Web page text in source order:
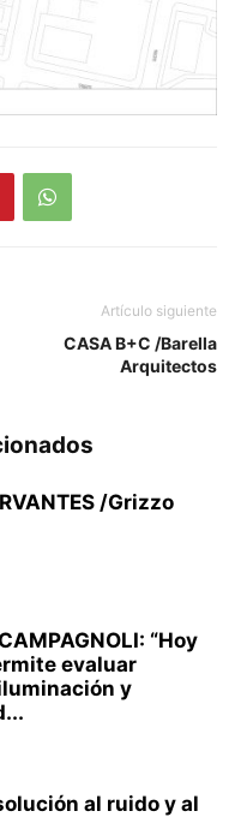
Artículo siguiente
CASA B+C /Barella
Arquitectos
/Grizzo
“Hoy
evaluar
y
al ruido y al